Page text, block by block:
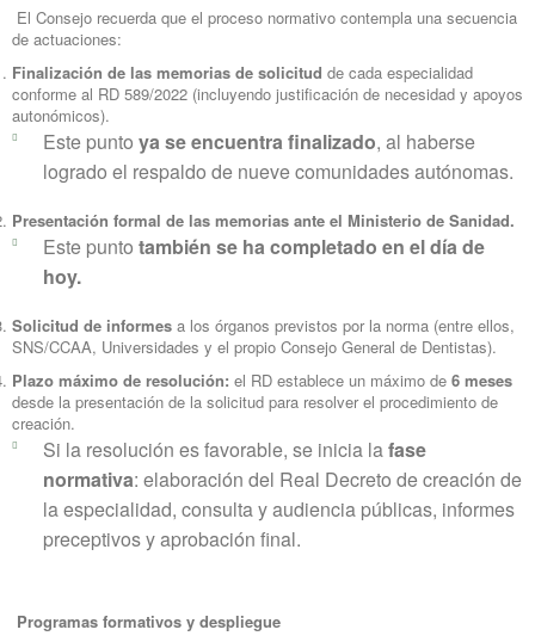
El Consejo recuerda que el proceso normativo contempla una secuencia
de actuaciones:
Finalización de las memorias de solicitud de cada especialidad
conforme al RD 589/2022 (incluyendo justificación de necesidad y apoyos
autonómicos).
Este punto ya se encuentra finalizado, al haberse
logrado el respaldo de nueve comunidades autónomas.
Presentación formal de las memorias ante el Ministerio de Sanidad.
Este punto también se ha completado en el día de
hoy.
Solicitud de informes a los órganos previstos por la norma (entre ellos,
SNS/CCAA, Universidades y el propio Consejo General de Dentistas).
Plazo máximo de resolución: el RD establece un máximo de 6 meses
desde la presentación de la solicitud para resolver el procedimiento de
creación.
Si la resolución es favorable, se inicia lafase
normativa: elaboración del Real Decreto de creación de
la especialidad, consulta y audiencia públicas, informes
preceptivos y aprobación final.
Programas formativos y despliegue